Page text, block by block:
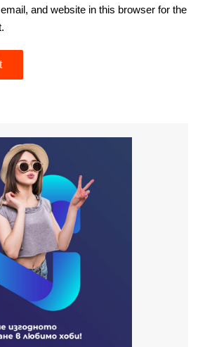
and website in this browser for the